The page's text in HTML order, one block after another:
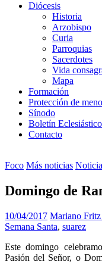
Diócesis
Historia
Arzobispo
Curia
Parroquias
Sacerdotes
Vida
Mapa
Formación
Protección de
Sínodo
Boletín Eclesiástico
Contacto
Foco Más noticias
Domingo de
10/04/2017 Mariano Fritz
Semana Santa, suarez
Este domingo
Pasión del Señor, o